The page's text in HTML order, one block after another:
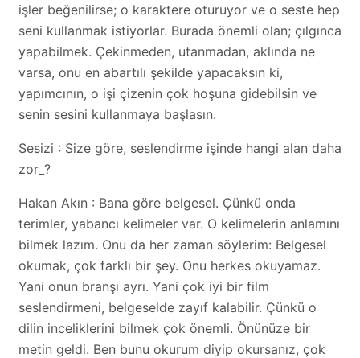
işler beğenilirse; o karaktere oturuyor ve o seste hep
seni kullanmak istiyorlar. Burada önemli olan; çılgınca
yapabilmek. Çekinmeden, utanmadan, aklında ne
varsa, onu en abartılı şekilde yapacaksın ki,
yapımcının, o işi çizenin çok hoşuna gidebilsin ve
senin sesini kullanmaya başlasın.
Sesizi : Size göre, seslendirme işinde hangi alan daha
zor_?
Hakan Akın : Bana göre belgesel. Çünkü onda
terimler, yabancı kelimeler var. O kelimelerin anlamını
bilmek lazım. Onu da her zaman söylerim: Belgesel
okumak, çok farklı bir şey. Onu herkes okuyamaz.
Yani onun branşı ayrı. Yani çok iyi bir film
seslendirmeni, belgeselde zayıf kalabilir. Çünkü o
dilin inceliklerini bilmek çok önemli. Önünüze bir
metin geldi. Ben bunu okurum diyip okursanız, çok